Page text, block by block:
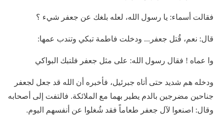
فقالت أسماء: يا رسول الله، لعله بلغك عن جعفر شيء ؟
قال: نعم، قُتل جعفر... ودخلت فاطمة تبكي وتندب عمها:
وا عماه ! فقال رسول الله: على مثل جعفر فلتبك البواكي
ودخله هم شديد حتى أتاه جبرئيل، فأخبره أن الله قد جعل لجعفر
جناحين مضرجين بالدم يطير بهما مع الملائكة. فالتفت إلى أصحابه
وقال: اصنعوا لآل جعفر طعاماً فقد شُغلوا عن أنفسهم اليوم.